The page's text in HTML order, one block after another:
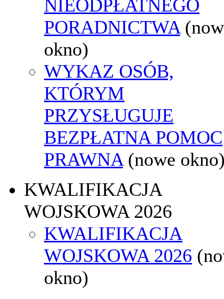
NIEODPŁATNEGO
PORADNICTWA
okno)
WYKAZ OSÓB,
KTÓRYM
PRZYSŁUGUJE
BEZPŁATNA POMOC
PRAWNA (nowe
KWALIFIKACJA
WOJSKOWA 2026
KWALIFIKACJA
WOJSKOWA 2026
okno)